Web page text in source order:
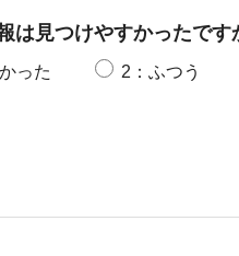
は見つけやすかったです
った 2：ふつう